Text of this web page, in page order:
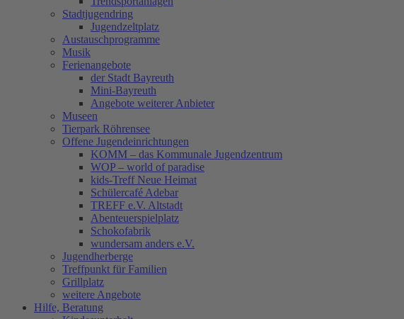
Stadtjugendring
Jugendzeltplatz
Austauschprogramme
Musik
Ferienangebote
der Stadt Bayreuth
Mini-Bayreuth
Angebote weiterer Anbieter
Museen
Tierpark Röhrensee
Offene Jugendeinrichtungen
KOMM – das Kommunale Jugendzentrum
WOP – world of paradise
kids-Treff Neue Heimat
Schülercafé Adebar
TREFF e.V. Altstadt
Abenteuerspielplatz
Schokofabrik
wundersam anders e.V.
Jugendherberge
Treffpunkt für Familien
Grillplatz
weitere Angebote
Hilfe, Beratung